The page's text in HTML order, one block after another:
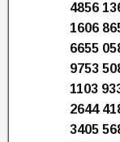
4856
1606
6655
9753
1103
2644
3405